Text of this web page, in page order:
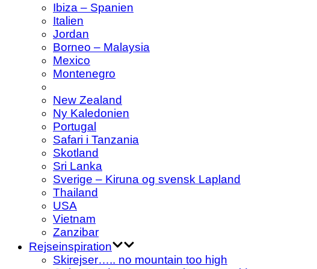
Ibiza – Spanien
Italien
Jordan
Borneo – Malaysia
Mexico
Montenegro
New Zealand
Ny Kaledonien
Portugal
Safari i Tanzania
Skotland
Sri Lanka
Sverige – Kiruna og svensk Lapland
Thailand
USA
Vietnam
Zanzibar
Rejseinspiration
Skirejser….. no mountain too high